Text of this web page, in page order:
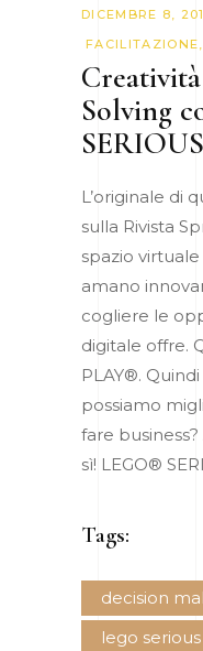
DICEMBRE 8,
FACILITAZIONE
Solving
L’originale di
sulla Rivista
spazio
amano
cogliere le
digitale offre.
PLAY®.
possiamo
fare
sì! LEGO®
Tags:
decision
lego